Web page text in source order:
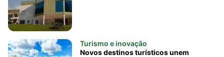
Turismo e inovação
Novos destinos turísticos unem